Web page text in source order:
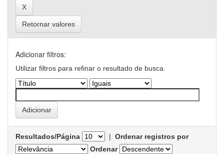
Retornar valores
Adicionar filtros:
Utilizar filtros para refinar o resultado de busca.
Resultados/Página | Ordenar registros por
Ordenar